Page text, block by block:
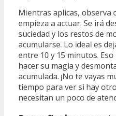
Mientras aplicas, observa
empieza a actuar. Se irá
suciedad y los restos de
acumularse. Lo ideal es
entre 10 y 15 minutos.
hacer su magia y
acumulada. ¡No te vayas
tiempo para ver si hay
necesitan un poco de